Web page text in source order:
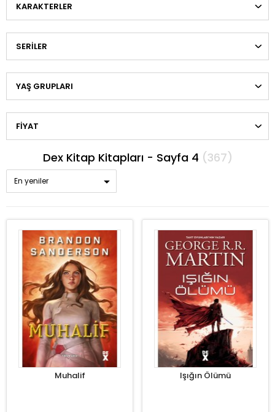
KARAKTERLER
SERILER
YAŞ GRUPLARI
FIYAT
Dex Kitap Kitapları - Sayfa 4 (367)
En yeniler
Muhalif Işığın Ölümü